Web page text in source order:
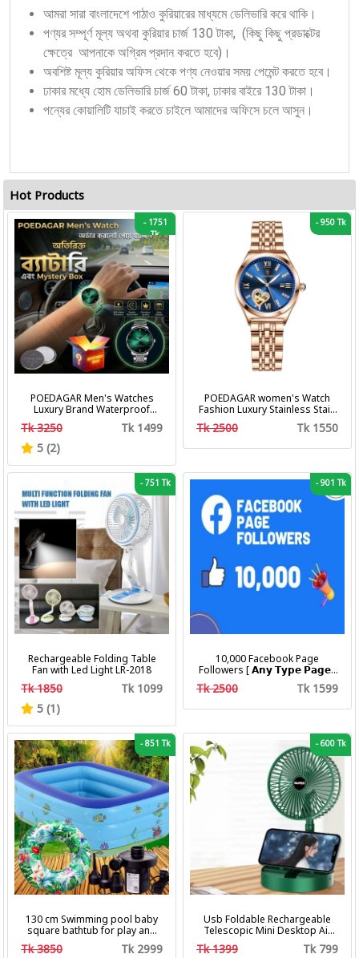
আমরা সারা বাংলাদেশে পাঠাও কুরিয়ারের মাধ্যমে ডেলিভারি করে থাকি।
পণ্যর সম্পূর্ণ মূল্য অথবা কুরিয়ার চার্জ 130 টাকা, (কিছু কিছু প্রডাক্টের
ক্ষেত্রে আপনাকে অগ্রিম প্রদান করতে হবে)।
অবশিষ্ট মূল্য কুরিয়ার অফিস থেকে পণ্য নেওয়ার সময় পেমেন্ট করতে হবে।
ঢাকার মধ্যে হোম ডেলিভারি চার্জ 60 টাকা, ঢাকার বাইরে 130 টাকা।
পন্যের কোয়ালিটি যাচাই করতে চাইলে আমাদের অফিসে চলে আসুন।
Hot Products
-1751
Tk
POEDAGAR Men's Watches
Luxury Brand Waterproof
Calendar Luminous Steel Band
Wrist Watches Fashion
Business Men's Quartz
Tk 3250
Tk 1499
5 (2)
-950 Tk
POEDAGAR women's Watch
Fashion Luxury Stainless Stain
Business Quartz Watches
Waterproof Luminous Week
Tk 2500 Tk 1550
-751 Tk
Rechargeable Folding Table
Fan with Led Light LR-2018
Tk 1850
Tk 1099
5 (1)
-901 Tk
10,000 Facebook Page
Followers [ 𝗔𝗻𝘆 𝗧𝘆𝗽𝗲 𝗣𝗮𝗴𝗲 ]
[ Non Drop ][ 10k-20k/Day ][
Tk 2500 Tk 1599
-851 Tk
130 cm Swimming pool baby
square bathtub for play and
bath with pumper & Ring
Tk 3850 Tk 2999
-600 Tk
Usb Foldable Rechargeable
Telescopic Mini Desktop Air
Fan 3 In 1 Camping Portable
Tk 1399
Tk 799